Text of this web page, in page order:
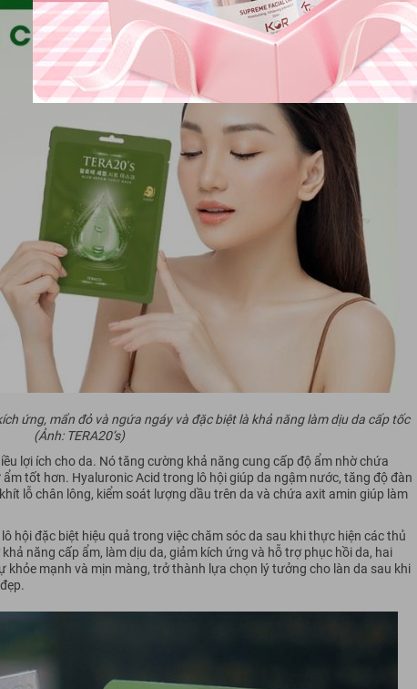
ứng, mẩn đỏ và ngứa ngáy và đặc biệt là khả năng làm dịu da cấp tốc
(Ảnh: TERA20’s)
lợi ích cho da. Nó tăng cường khả năng cung cấp độ ẩm nhờ chứa
ẩm tốt hơn. Hyaluronic Acid trong lô hội giúp da ngậm nước, tăng độ đàn
lỗ chân lông, kiểm soát lượng dầu trên da và chứa axit amin giúp làm
hội đặc biệt hiệu quả trong việc chăm sóc da sau khi thực hiện các thủ
năng cấp ẩm, làm dịu da, giảm kích ứng và hỗ trợ phục hồi da, hai
khỏe mạnh và mịn màng, trở thành lựa chọn lý tưởng cho làn da sau khi